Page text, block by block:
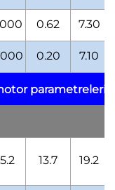
0.62 7.30
0.20 7.10
parametreleri
5.2 13.7 19.2